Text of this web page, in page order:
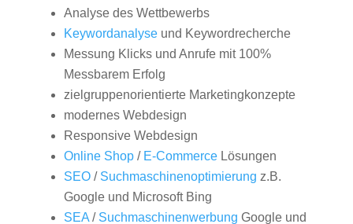
Analyse des Wettbewerbs
Keywordanalyseund Keywordrecherche
Messung Klicks und Anrufe mit 100%
Messbarem Erfolg
zielgruppenorientierte Marketingkonzepte
modernes Webdesign
Responsive Webdesign
Online Shop/ E-CommerceLösungen
SEO/ Suchmaschinenoptimierung z.B.
Google und Microsoft Bing
SEA/ Suchmaschinenwerbung Google und